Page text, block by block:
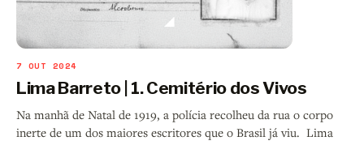
7 OUT 2024
Lima Barreto | 1. Cemitério dos Vivos
Na manhã de Natal de 1919, a polícia recolheu da rua o corpo
inerte de um dos maiores escritores que o Brasil já viu. Lima